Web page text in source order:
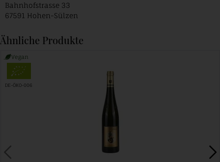
Bahnhofstrasse 33
67591 Hohen-Sülzen
Ähnliche Produkte
Vegan
DE-ÖKO-006